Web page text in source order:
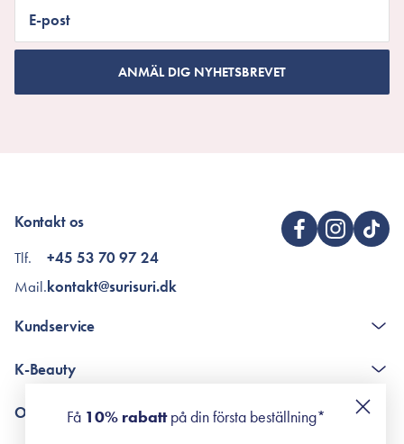
E-post
ANMÄL DIG NYHETSBREVET
Kontakt os
Tlf.
Mail.
+45 53 70 97 24
kontakt@surisuri.dk
Kundservice
Poängshop - frågor och svar
K-Beauty
Retinol för nybörjare
Om Surisuri
Få 10% rabattpå din första beställning*